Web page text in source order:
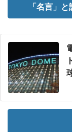
「名言」